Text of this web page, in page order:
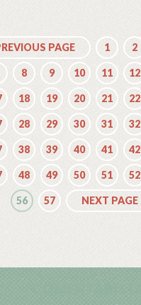
PAGE 1 2
8 9 10 11 12
18 19 20 21 22
28 29 30 31 32
38 39 40 41 42
48 49 50 51 52
56 57 NEXT PAGE